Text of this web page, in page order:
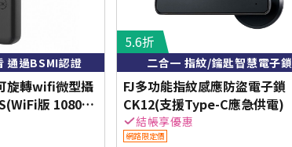
通過BSMI認證
旋轉wifi微型攝
版 1080P
可選)
5.6折
二合一 指紋/鑰匙智慧電子鎖
FJ多功能指紋感應防盜電子鎖
CK12(支援Type-C應急供電)
結帳享優惠
網路限定價